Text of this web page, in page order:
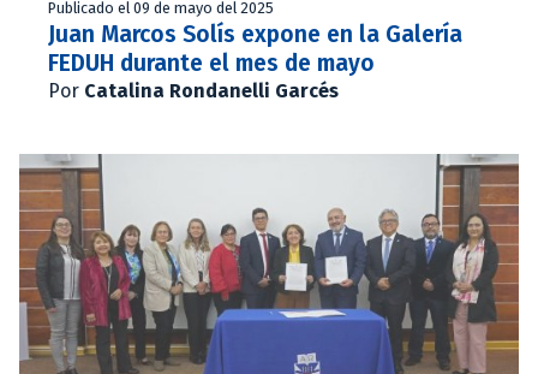
Publicado el 09 de mayo del 2025
Juan Marcos Solís expone en la Galería
FEDUH durante el mes de mayo
Por Catalina Rondanelli Garcés